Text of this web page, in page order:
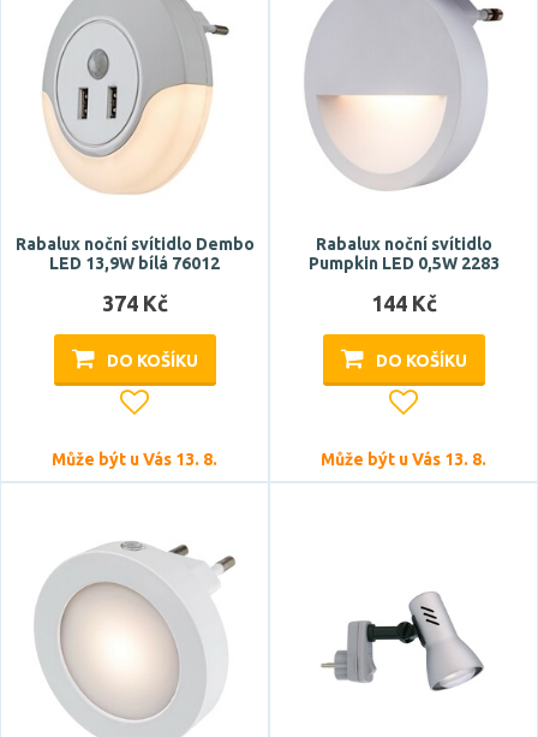
Rabalux noční svítidlo Dembo
LED 13,9W bílá 76012
374 Kč
DO KOŠÍKU
Může být u Vás 13. 8.
Rabalux noční svítidlo
Pumpkin LED 0,5W 2283
144 Kč
DO KOŠÍKU
Může být u Vás 13. 8.